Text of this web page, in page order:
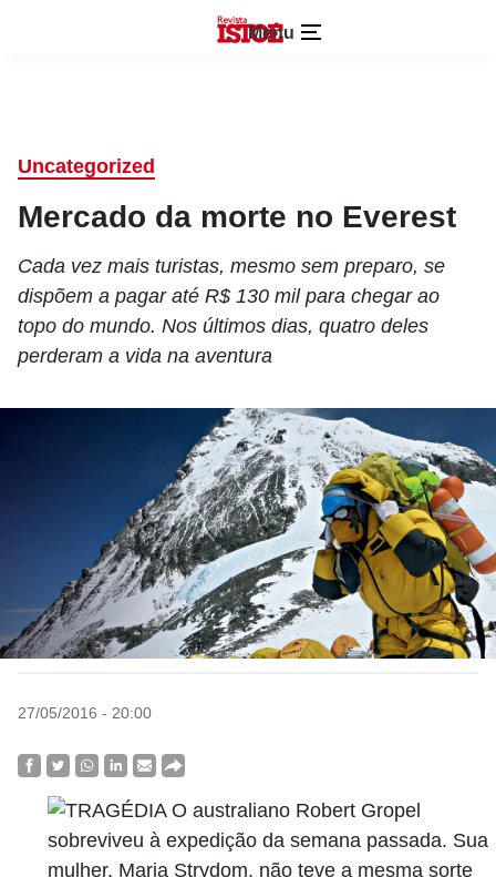
Menu
Uncategorized
Mercado da morte no Everest
Cada vez mais turistas, mesmo sem preparo, se
dispõem a pagar até R$ 130 mil para chegar ao
topo do mundo. Nos últimos dias, quatro deles
perderam a vida na aventura
27/05/2016 - 20:00